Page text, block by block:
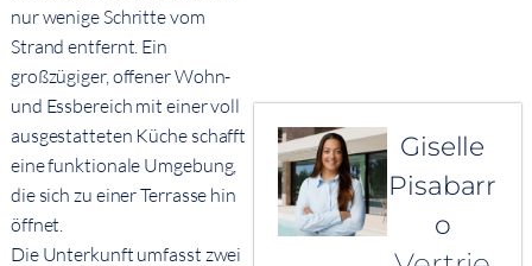
nur wenige Schritte vom
Strand entfernt. Ein
großzügiger, offener Wohn-
und Essbereich mit einer voll
ausgestatteten Küche schafft
eine funktionale Umgebung,
die sich zu einer Terrasse hin
öffnet.
Die Unterkunft umfasst zwei
Giselle
Pisabarr
o